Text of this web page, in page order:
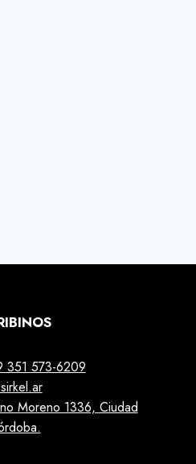
351 573-6209
Moreno 1336, Ciudad